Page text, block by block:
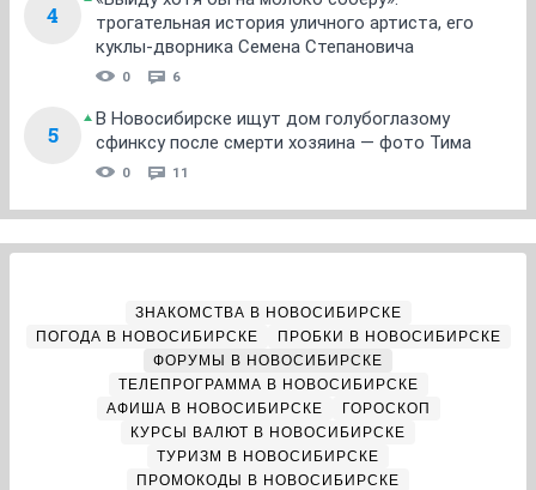
4
трогательная история уличного артиста, его
куклы-дворника Семена Степановича
0 6
5
В Новосибирске ищут дом голубоглазому
сфинксу после смерти хозяина — фото Тима
0 11
ЗНАКОМСТВА В НОВОСИБИРСКЕ
ПОГОДА В НОВОСИБИРСКЕ
ПРОБКИ В НОВОСИБИРСКЕ
ФОРУМЫ В НОВОСИБИРСКЕ
ТЕЛЕПРОГРАММА В НОВОСИБИРСКЕ
АФИША В НОВОСИБИРСКЕ
ГОРОСКОП
КУРСЫ ВАЛЮТ В НОВОСИБИРСКЕ
ТУРИЗМ В НОВОСИБИРСКЕ
ПРОМОКОДЫ В НОВОСИБИРСКЕ